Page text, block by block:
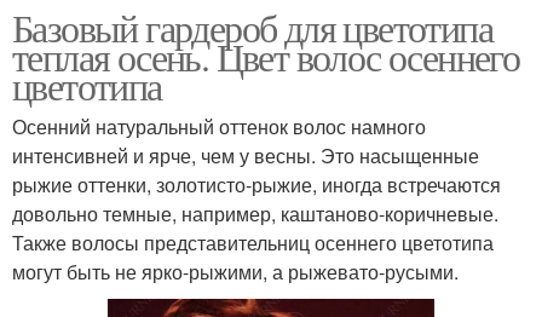
Базовый гардероб для цветотипа
теплая осень. Цвет волос осеннего
цветотипа
Осенний натуральный оттенок волос намного
интенсивней и ярче, чем у весны. Это насыщенные
рыжие оттенки, золотисто-рыжие, иногда встречаются
довольно темные, например, каштаново-коричневые.
Также волосы представительниц осеннего цветотипа
могут быть не ярко-рыжими, а рыжевато-русыми.